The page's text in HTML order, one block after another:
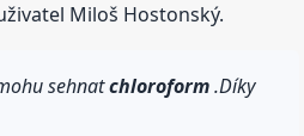
Miloš Hostonský.
sehnatchloroform.Díky